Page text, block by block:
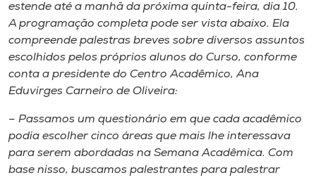
estende até a manhã da próxima quinta-feira, dia 10.
A programação completa pode ser vista abaixo. Ela
compreende palestras breves sobre diversos assuntos
escolhidos pelos próprios alunos do Curso, conforme
conta a presidente do Centro Acadêmico, Ana
Eduvirges Carneiro de Oliveira:
– Passamos um questionário em que cada acadêmico
podia escolher cinco áreas que mais lhe interessava
para serem abordadas na Semana Acadêmica. Com
base nisso, buscamos palestrantes para palestrar